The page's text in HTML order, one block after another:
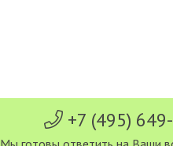
+7 (495)